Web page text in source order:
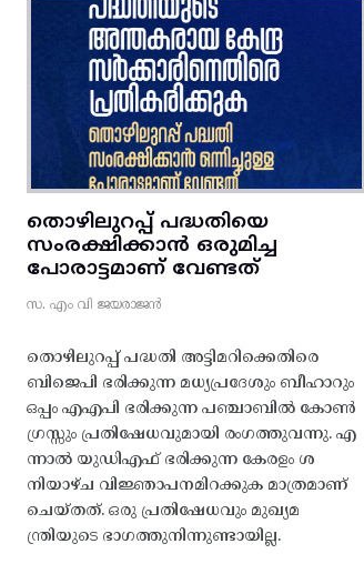
തൊഴിലുറപ്പ് പദ്ധതിയെ
സംരക്ഷിക്കാൻ ഒരുമിച്ച
പോരാട്ടമാണ് വേണ്ടത്
സ. എം വി ജയരാജൻ
തൊഴിലുറപ്പ് പദ്ധതി അട്ടിമറിക്കെതിരെ
ബിജെപി ഭരിക്കുന്ന മധ്യപ്രദേശും ബീഹാറും
ഒപ്പം എഎപി ഭരിക്കുന്ന പഞ്ചാബിൽ കോൺ
ഗ്രസ്സും പ്രതിഷേധവുമായി രംഗത്തുവന്നു. എ
ന്നാൽ യുഡിഎഫ് ഭരിക്കുന്ന കേരളം ശ
നിയാഴ്ച വിജ്ഞാപനമിറക്കുക മാത്രമാണ്
ചെയ്തത്. ഒരു പ്രതിഷേധവും മുഖ്യമ
ന്ത്രിയുടെ ഭാഗത്തുനിന്നുണ്ടായില്ല.